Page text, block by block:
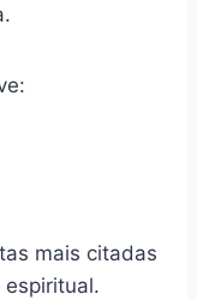
mais citadas